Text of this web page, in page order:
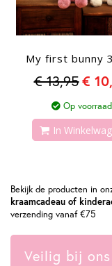
My first bunny
€ 13,95€
Op voorraad
In
Bekijk de producten in
kraamcadeau of
verzending vanaf €75
Veilig bij